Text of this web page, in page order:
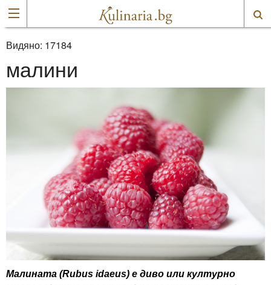
Видяно: 17184
малини
Малината (Rubus idaeus) е диво или културно